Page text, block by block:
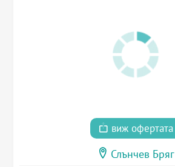
виж офертата
Слънчев Бряг